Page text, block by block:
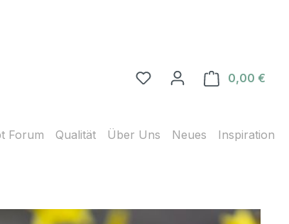
0,00 €
Forum Qualität Über Uns Neues Inspiration